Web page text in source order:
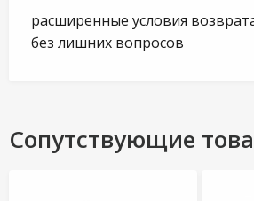
расширенные условия
без лишних вопросов
Сопутствующие